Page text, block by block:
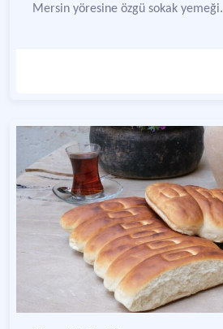
Mersin yöresine özgü sokak yemeği.